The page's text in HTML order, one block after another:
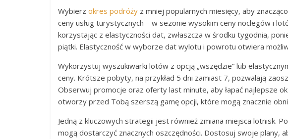
Wybierz okres podróży z mniej popularnych miesięcy, aby
ceny usług turystycznych – w sezonie wysokim ceny noclegów i
korzystając z elastyczności dat, zwłaszcza w środku tygodnia,
piątki. Elastyczność w wyborze dat wylotu i powrotu otwiera
Wykorzystuj wyszukiwarki lotów z opcją „wszędzie” lub
ceny. Krótsze pobyty, na przykład 5 dni zamiast 7, pozwalają
Obserwuj promocje oraz oferty last minute, aby łapać najlepsze
otworzy przed Tobą szerszą gamę opcji, które mogą znacznie
Jedną z kluczowych strategii jest również zmiana miejsca lotnisk.
mogą dostarczyć znacznych oszczędności. Dostosuj swoje plany,